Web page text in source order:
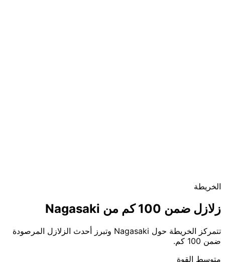
الخريطة
زلازل ضمن 100 كم من Nagasaki
تتمركز الخريطة حول Nagasaki وتبرز أحدث الزلازل المرصودة
ضمن 100 كم.
متوسط القوة